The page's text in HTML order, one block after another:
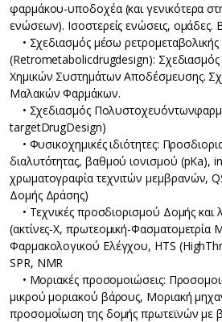
φαρμάκου-υποδοχέα (και γενικότερα
ενώσεων). Ισοστερείς ενώσεις, ομάδες.
• Σχεδιασμός μέσω
(Retrometabolicdrugdesign):
Χημικών Συστημάτων Αποδέσμευσης.
Μαλακών Φαρμάκων.
• Σχεδιασμός
targetDrugDesign)
• Φυσικοχημικές ιδιότητες:
διαλυτότητας, βαθμού ιονισμού (pKa),
χρωματογραφία τεχνιτών μεμβρανών,
Δομής Δράσης)
• Τεχνικές προσδιορισμού Δομής και
(ακτίνες-Χ, πρωτεομική-Φασματομετρία
Φαρμακολογικού Ελέγχου, HTS
SPR, NMR
• Μοριακές προσομοιώσεις:
μικρού μοριακού βάρους, Μοριακή
προσομοίωση της δομής πρωτεϊνών με